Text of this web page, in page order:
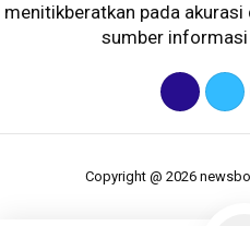
menitikberatkan pada
sumber
Copyright @ 2026